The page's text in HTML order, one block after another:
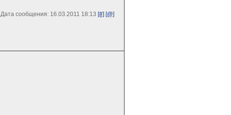
Дата сообщения: 16.03.2011 18:13 [#] [@]